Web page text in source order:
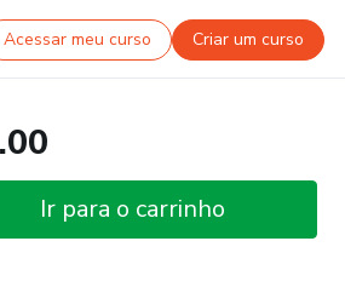
Acessar meu curso Criar um curso
Ir para o carrinho